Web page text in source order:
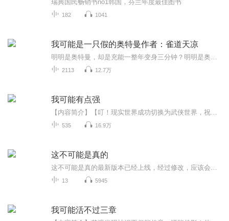
瑞典国民畅销书no1韩国，芬兰年度最佳图书
182 1041
我可能是一只假的奥特曼作者：雀道天凉
2113 12.7万
我可能有点强
535 16.9万
这不可能是真的
13 5945
我可能活不过三章